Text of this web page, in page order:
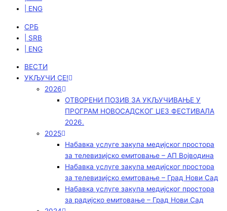
| ENG
СРБ
| SRB
| ENG
ВЕСТИ
УКЉУЧИ СЕ!
2026
ОТВОРЕНИ ПОЗИВ ЗА УКЉУЧИВАЊЕ У
ПРОГРАМ НОВОСАДСКОГ ЏЕЗ ФЕСТИВАЛА
2026.
2025
Набавка услуге закупа медијског простора
за телевизијско емитовање – АП Војводинa
Набавка услуге закупа медијског простора
за телевизијско емитовање – Град Нови Сад
Набавка услуге закупа медијског простора
за радијско емитовање – Град Нови Сад